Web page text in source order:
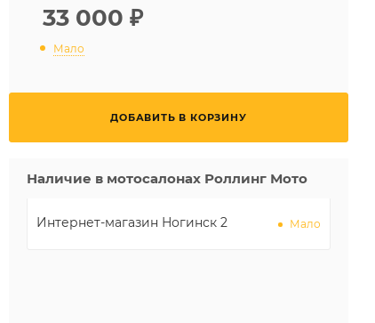
33 000 ₽
Мало
ДОБАВИТЬ В КОРЗИНУ
Наличие в мотосалонах Роллинг Мото
Интернет-магазин Ногинск 2 Мало